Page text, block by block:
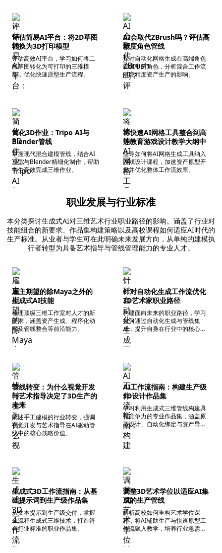
评估简易AI平台：将2D草图
转换为3D打印模型
评估高效AI平台，学习如何将二
维草图转化为可打印的三维模
型，优化快速原型生产流程。
AI会取代ZBrush吗？评估高
精度角色管线
探讨自动化网格生成在高端角色
管线中的角色，分析混合工作流
对高精度资产生产的影响。
简化3D作业：Tripo AI与
Blender管线
掌握现代混合建模管线，结合AI
原型与Blender精细化制作，帮助
学生高效完成三维作业。
将快速AI网格工具整合到高
等教育游戏设计教学大纲中
指导如何将AI网格生成工具纳入
游戏设计课程，加速资产原型开
发并优化整体工作流效率。
职业发展与行业标准
本分类探讨生成式AI对三维艺术行业职业路径的影响。涵盖了行业对
技能组合的新要求、作品集构建策略以及高校课程如何适应AI时代的
生产标准。从业者与学生可在此明确未来发展方向，从单纯的建模执
行者转型为具备艺术指导与管线管理能力的专业人才。
雇主期望的除Maya之外的
生成式AI技能
梳理顶级三维工作室对人才的新
要求，涵盖资产生成、程序化动
画及管线整合等前沿能力。
针对自动化生成工作流优化
3D艺术家职业路径
构建面向未来的职业路径，学习
如何通过自动化生成与管线集
成，提升自身在行业中的核心竞
争力。
管线转变：为什么视觉开发
与艺术指导决定了3D生产的
未来
阐述手工建模的行业转变，强调
视觉开发与艺术指导在AI驱动管
线中的核心战略价值。
AI工作流指南：构建生产级
3D设计作品集
学习利用生成式三维管线构建具
有竞争力的专业作品集，涵盖原
型设计、自动化绑定与资产导
出。
生成式3D工作流指南：从基
础提示词到生产级作品集
从文本提示到生产级交付，掌握
全流程生成式三维技术，打造符
合行业标准的职业作品集。
调整3D艺术学位以适应AI集
成的生产管线
解析高校如何重构艺术学位课
程，将AI辅助生产与快速原型工
作流融入教学，培养行业急需人
才。